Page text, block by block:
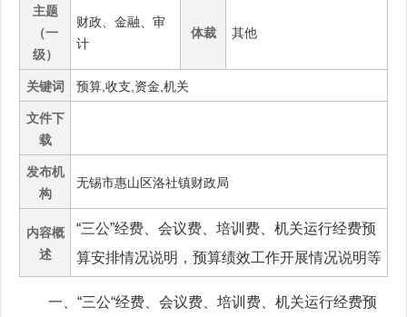
主题
（一
级）
财政、金融、审
计
体裁 其他
关键词 预算,收支,资金,机关
文件下
载
发布机
构
无锡市惠山区洛社镇财政局
内容概
述
“三公”经费、会议费、培训费、机关运行经费预
算安排情况说明，预算绩效工作开展情况说明等
一、“三公“经费、会议费、培训费、机关运行经费预